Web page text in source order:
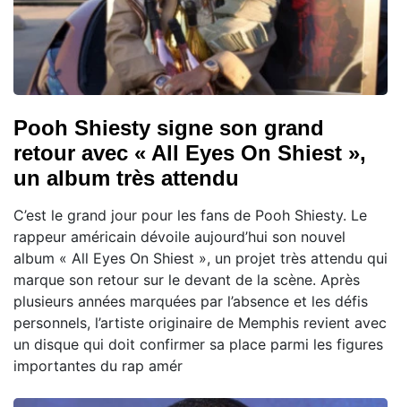
Pooh Shiesty signe son grand
retour avec « All Eyes On Shiest »,
un album très attendu
C’est le grand jour pour les fans de Pooh Shiesty. Le
rappeur américain dévoile aujourd’hui son nouvel
album « All Eyes On Shiest », un projet très attendu qui
marque son retour sur le devant de la scène. Après
plusieurs années marquées par l’absence et les défis
personnels, l’artiste originaire de Memphis revient avec
un disque qui doit confirmer sa place parmi les figures
importantes du rap amér